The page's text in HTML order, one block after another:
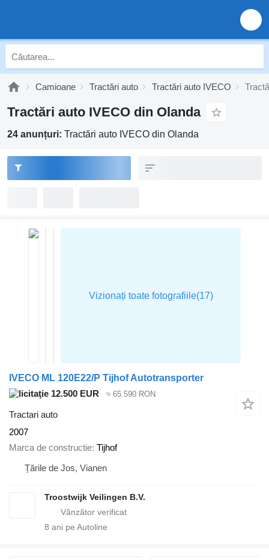
Camioane Tractări auto Tractări auto IVECO
Tractări auto IVECO din Olanda
24 anunțuri: Tractări auto IVECO din Olanda
IVECO ML 120E22/P Tijhof Autotransporter
12.500 EUR
≈ 65.590 RON
Tractari auto
2007
Marca de constructie Tijhof
Țările de Jos, Vianen
Troostwijk Veilingen B.V.
8 ani pe Autoline